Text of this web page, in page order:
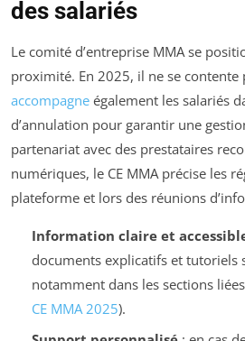
des salariés
Le comité d’entreprise MMA se
proximité. En 2025, il ne se contente
accompagne également les salariés
d’annulation pour garantir une
partenariat avec des prestataires
numériques, le CE MMA précise les
plateforme et lors des réunions
Information claire et
documents explicatifs et tutoriels
notamment dans les sections
CE MMA 2025).